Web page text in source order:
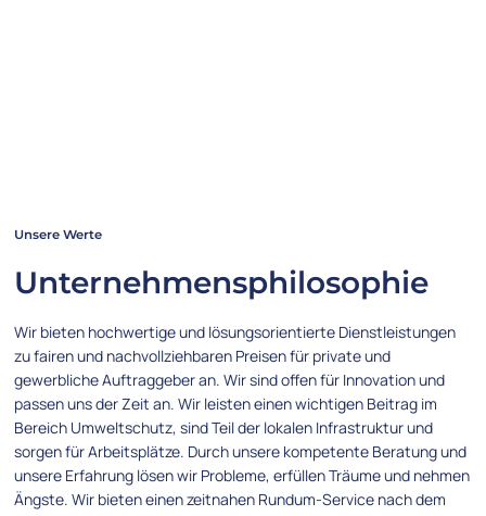
Unsere Werte
Unternehmensphilosophie
Wir bieten hochwertige und lösungsorientierte Dienstleistungen
zu fairen und nachvollziehbaren Preisen für private und
gewerbliche Auftraggeber an. Wir sind offen für Innovation und
passen uns der Zeit an. Wir leisten einen wichtigen Beitrag im
Bereich Umweltschutz, sind Teil der lokalen Infrastruktur und
sorgen für Arbeitsplätze. Durch unsere kompetente Beratung und
unsere Erfahrung lösen wir Probleme, erfüllen Träume und nehmen
Ängste. Wir bieten einen zeitnahen Rundum-Service nach dem